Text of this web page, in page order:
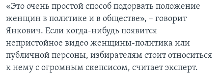
«Это очень простой способ подорвать положение
женщин в политике и в обществе», – говорит
Янкович. Если когда-нибудь появится
непристойное видео женщины-политика или
публичной персоны, избирателям стоит относиться
к нему с огромным скепсисом, считает эксперт.